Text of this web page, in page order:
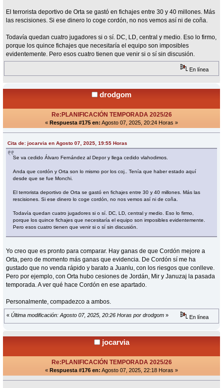
El terrorista deportivo de Orta se gastó en fichajes entre 30 y 40 millones. Más
las rescisiones. Si ese dinero lo coge cordón, no nos vemos así ni de coña.
Todavía quedan cuatro jugadores si o sí. DC, LD, central y medio. Eso lo firmo,
porque los quince fichajes que necesitaría el equipo son imposibles
evidentemente. Pero esos cuatro tienen que venir si o sí sin discusión.
En línea
drodgom
Re:PLANIFICACIÓN TEMPORADA 2025/26
« Respuesta #175 en: Agosto 07, 2025, 20:24 Horas »
Cita de: jocarvia en Agosto 07, 2025, 19:55 Horas
Se va cedido Álvaro Fernández al Depor y llega cedido vlahodimos.
Anda que cordón y Orta son lo mismo por los coj.. Tenía que haber estado aquí
desde que se fue Monchi.
El terrorista deportivo de Orta se gastó en fichajes entre 30 y 40 millones. Más las
rescisiones. Si ese dinero lo coge cordón, no nos vemos así ni de coña.
Todavía quedan cuatro jugadores si o sí. DC, LD, central y medio. Eso lo firmo,
porque los quince fichajes que necesitaría el equipo son imposibles evidentemente.
Pero esos cuatro tienen que venir si o sí sin discusión.
Yo creo que es pronto para comparar. Hay ganas de que Cordón mejore a
Orta, pero de momento más ganas que evidencia. De Cordón sí me ha
gustado que no venda rápido y barato a Juanlu, con los riesgos que conlleve.
Pero por ejemplo, con Orta hubo cesiones de Jordán, Mir y Januzaj la pasada
temporada. A ver qué hace Cordón en ese apartado.
Personalmente, compadezco a ambos.
« Última modificación: Agosto 07, 2025, 20:26 Horas por drodgom » En línea
jocarvia
Re:PLANIFICACIÓN TEMPORADA 2025/26
« Respuesta #176 en: Agosto 07, 2025, 22:18 Horas »